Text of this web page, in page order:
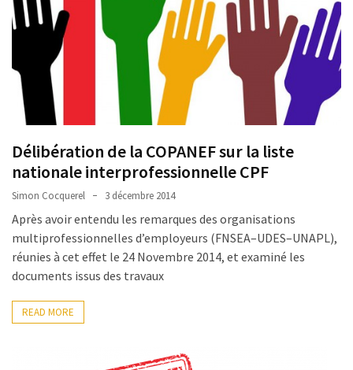
Délibération de la COPANEF sur la liste
nationale interprofessionnelle CPF
Simon Cocquerel 3 décembre 2014
Après avoir entendu les remarques des organisations
multiprofessionnelles d’employeurs (FNSEA–UDES–UNAPL),
réunies à cet effet le 24 Novembre 2014, et examiné les
documents issus des travaux
READ MORE